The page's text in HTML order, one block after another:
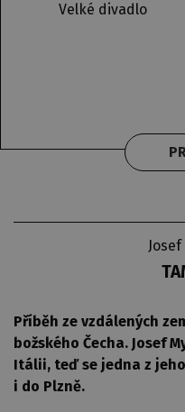
Velké divadlo
Příběh ze vzdálených
božského Čecha. Josef
Itálii, teď se jedna z
i do Plzně.